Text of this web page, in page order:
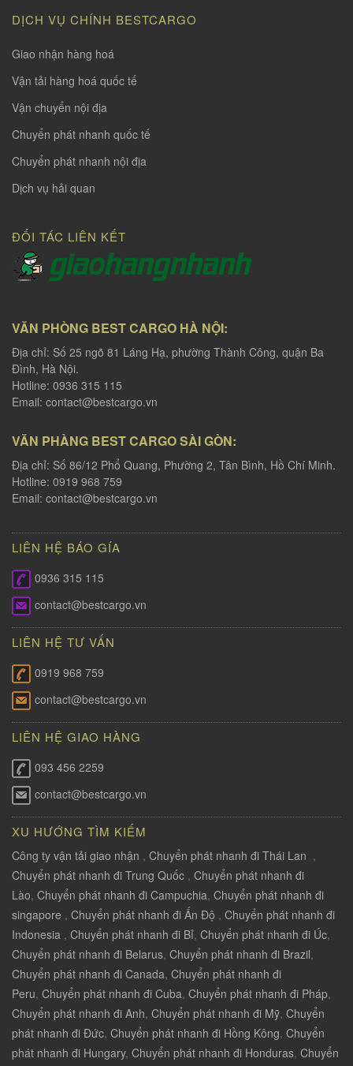
DỊCH VỤ CHÍNH BESTCARGO
Giao nhận hàng hoá
Vận tải hàng hoá quốc tế
Vận chuyển nội địa
Chuyển phát nhanh quốc tế
Chuyển phát nhanh nội địa
Dịch vụ hải quan
ĐỐI TÁC LIÊN KẾT
VĂN PHÒNG BEST CARGO HÀ NỘI:
Địa chỉ: Số 25 ngõ 81 Láng Hạ, phường Thành Công, quận Ba
Đình, Hà Nội.
Hotline: 0936 315 115
Email: contact@bestcargo.vn
VĂN PHÀNG BEST CARGO SÀI GÒN:
Địa chỉ: Số 86/12 Phổ Quang, Phường 2, Tân Bình, Hồ Chí Minh.
Hotline: 0919 968 759
Email: contact@bestcargo.vn
LIÊN HỆ BÁO GÍA
0936 315 115
contact@bestcargo.vn
LIÊN HỆ TƯ VẤN
0919 968 759
contact@bestcargo.vn
LIÊN HỆ GIAO HÀNG
093 456 2259
contact@bestcargo.vn
XU HƯỚNG TÌM KIẾM
Công ty vận tải giao nhận , Chuyển phát nhanh đi Thái Lan ,
Chuyển phát nhanh đi Trung Quốc , Chuyển phát nhanh đi
Lào, Chuyển phát nhanh đi Campuchia, Chuyển phát nhanh đi
singapore , Chuyển phát nhanh đi Ấn Độ , Chuyển phát nhanh đi
Indonesia , Chuyển phát nhanh đi Bỉ, Chuyển phát nhanh đi Úc,
Chuyển phát nhanh đi Belarus, Chuyển phát nhanh đi Brazil,
Chuyển phát nhanh đi Canada, Chuyển phát nhanh đi
Peru, Chuyển phát nhanh đi Cuba, Chuyển phát nhanh đi Pháp,
Chuyển phát nhanh đi Anh, Chuyển phát nhanh đi Mỹ, Chuyển
phát nhanh đi Đức, Chuyển phát nhanh đi Hồng Kông, Chuyển
phát nhanh đi Hungary, Chuyển phát nhanh đi Honduras, Chuyển